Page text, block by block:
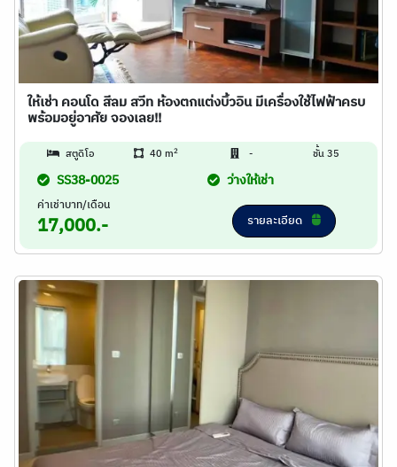
ให้เช่า คอนโด สีลม สวีท ห้องตกแต่งบิ้วอิน มีเครื่องใช้ไฟฟ้าครบ
พร้อมอยู่อาศัย จองเลย!!
สตูดิโอ 40 m2 - ชั้น 35
SS38-0025 ว่างให้เช่า
ค่าเช่าบาท/เดือน
17,000.- รายละเอียด